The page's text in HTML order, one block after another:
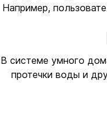
Например,
В системе умного
протечки воды и